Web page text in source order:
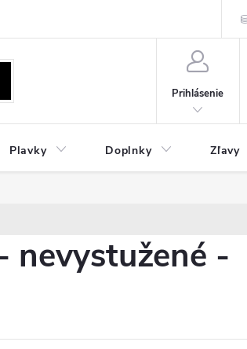
Prihlásenie
Plavky Doplnky Zľavy
nevystužené -